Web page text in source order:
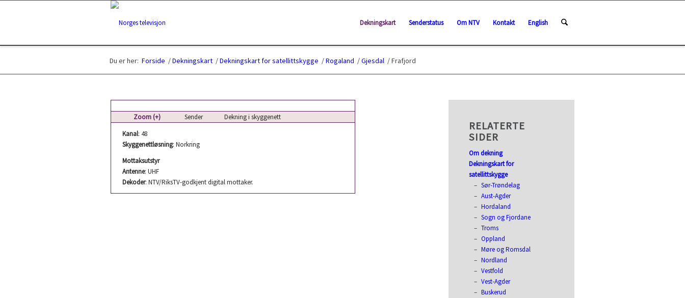
Dekningskart Senderstatus Om NTV Kontakt English
Du er her: Forside /Dekningskart /Dekningskart for satellittskygge /Rogaland /Gjesdal /Frafjord
Zoom (+) Sender
Dekning i skyggenett
Kanal: 48
Skyggenettløsning: Norkring
Mottaksutstyr
Antenne: UHF
Dekoder: NTV/RiksTV-godkjent digital mottaker.
RELATERTE
SIDER
Om dekning
Dekningskart for
satellittskygge
Sør-Trøndelag
Aust-Agder
Hordaland
Sogn og Fjordane
Troms
Oppland
Møre og Romsdal
Nordland
Vestfold
Vest-Agder
Buskerud